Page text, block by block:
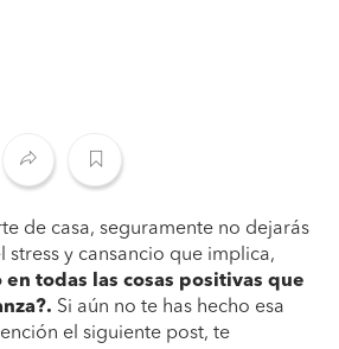
de casa, seguramente no dejarás
stress y cansancio que implica,
en todas las cosas positivas que
Si aún no te has hecho esa
el siguiente post, te